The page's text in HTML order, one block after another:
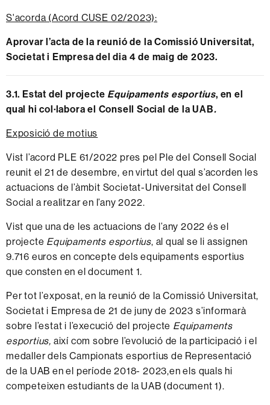
S'acorda (Acord CUSE 02/2023):
Aprovar l’acta de la reunió de la Comissió Universitat,
Societat i Empresa del dia 4 de maig de 2023.
3.1. Estat del projecte Equipaments esportius, en el
qual hi col·labora el Consell Social de la UAB.
Exposició de motius
Vist l’acord PLE 61/2022 pres pel Ple del Consell Social
reunit el 21 de desembre, en virtut del qual s’acorden les
actuacions de l’àmbit Societat-Universitat del Consell
Social a realitzar en l’any 2022.
Vist que una de les actuacions de l’any 2022 és el
projecte Equipaments esportius, al qual se li assignen
9.716 euros en concepte dels equipaments esportius
que consten en el document 1.
Per tot l’exposat, en la reunió de la Comissió Universitat,
Societat i Empresa de 21 de juny de 2023 s’informarà
sobre l’estat i l’execució del projecte Equipaments
esportius, així com sobre l’evolució de la participació i el
medaller dels Campionats esportius de Representació
de la UAB en el període 2018- 2023,en els quals hi
competeixen estudiants de la UAB (document 1).